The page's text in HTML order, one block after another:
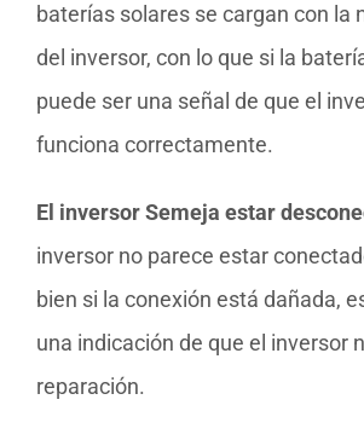
baterías solares se cargan con la
del inversor, con lo que si la
puede ser una señal de que el
funciona correctamente.
El inversor Semeja estar
inversor no parece estar
bien si la conexión está dañada,
una indicación de que el inversor
reparación.